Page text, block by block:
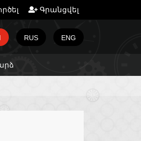
Գրանցվել
RUS ENG